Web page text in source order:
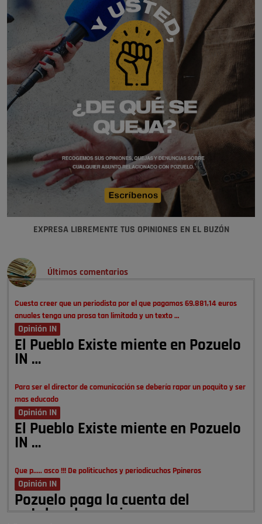
EXPRESA LIBREMENTE TUS OPINIONES EN EL BUZÓN
Últimos comentarios
Cuesta creer que un periodista por el que pagamos 69.881,14 euros
anuales tenga una prosa tan limitada y un texto …
Opinión IN
El Pueblo Existe miente en Pozuelo
IN …
Para ser el director de comunicación se debería rapar un poquito y ser
mas educado
Opinión IN
El Pueblo Existe miente en Pozuelo
IN …
Que p..... asco !!! De politicuchos y periodicuchos Ppineros
Opinión IN
Pozuelo paga la cuenta del
autobombo: casi …